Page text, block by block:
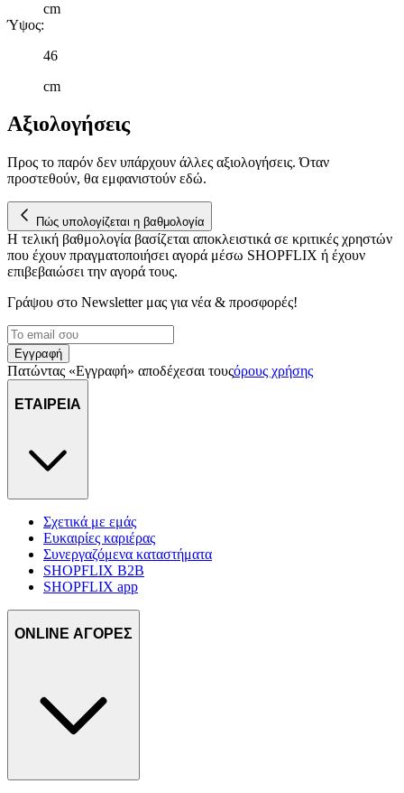
δικτύωσης, διαφημίσεων και ανάλυσης.
cm
Ύψος:
46
cm
Αξιολογήσεις
Προς το παρόν δεν υπάρχουν άλλες αξιολογήσεις. Όταν
προστεθούν, θα εμφανιστούν εδώ.
Πώς υπολογίζεται η βαθμολογία
Η τελική βαθμολογία βασίζεται αποκλειστικά σε κριτικές χρηστών
που έχουν πραγματοποιήσει αγορά μέσω SHOPFLIX ή έχουν
επιβεβαιώσει την αγορά τους.
Γράψου στο Νewsletter μας για νέα & προσφορές!
Εγγραφή
Πατώντας «Εγγραφή» αποδέχεσαι τουςόρους χρήσης
ΕΤΑΙΡΕΙΑ
Σχετικά με εμάς
Ευκαιρίες καριέρας
Συνεργαζόμενα καταστήματα
SHOPFLIX B2B
SHOPFLIX app
ONLINE ΑΓΟΡΕΣ